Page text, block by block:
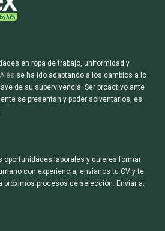
en ropa de trabajo, uniformidad y
Alés se ha ido adaptando a los cambios a lo
de su supervivencia. Ser proactivo ante
se presentan y poder solventarlos, es
oportunidades laborales y quieres formar
con experiencia, envíanos tu CV y te
próximos procesos de selección. Enviar a: